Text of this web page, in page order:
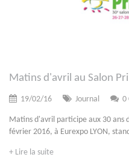
Matins d'avril au Salon
19/02/16 Journal 0
Matins d'avril participe aux 30 ans
février 2016, à Eurexpo LYON,
+ Lire la suite